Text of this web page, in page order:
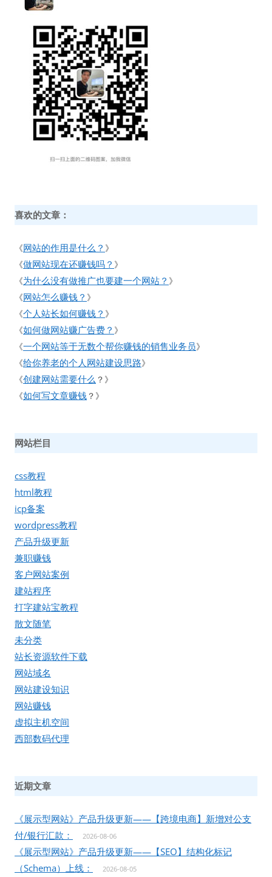
喜欢的文章：
《网站的作用是什么？ 》
《做网站现在还赚钱吗？ 》
《为什么没有做推广也要建一个网站？ 》
《网站怎么赚钱？ 》
《个人站长如何赚钱？ 》
《如何做网站赚广告费？ 》
《一个网站等于无数个帮你赚钱的销售业务员》
《给你养老的个人网站建设思路》
《创建网站需要什么 ？》
《如何写文章赚钱 ？》
网站栏目
css教程
html教程
icp备案
wordpress教程
产品升级更新
兼职赚钱
客户网站案例
建站程序
打字建站宝教程
散文随笔
未分类
站长资源软件下载
网站域名
网站建设知识
网站赚钱
虚拟主机空间
西部数码代理
近期文章
《展示型网站》产品升级更新——【跨境电商】新增对公支
付/银行汇款：
2026-08-06
《展示型网站》产品升级更新——【SEO】结构化标记
（Schema）上线：
2026-08-05